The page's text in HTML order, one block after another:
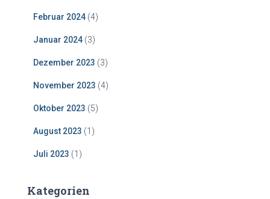
Februar 2024 (4)
Januar 2024 (3)
Dezember 2023 (3)
November 2023 (4)
Oktober 2023 (5)
August 2023 (1)
Juli 2023 (1)
Kategorien